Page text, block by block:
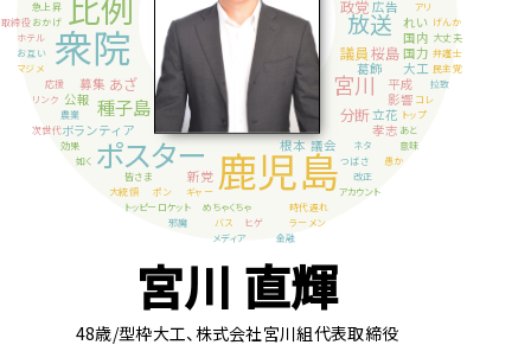
宮川 直輝
48歳/型枠大工、株式会社宮川組代表取締役